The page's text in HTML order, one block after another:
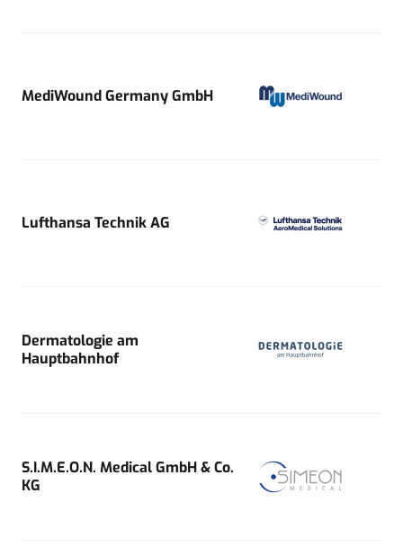
MediWound Germany GmbH
Lufthansa Technik AG
Dermatologie am
Hauptbahnhof
S.I.M.E.O.N. Medical GmbH & Co.
KG